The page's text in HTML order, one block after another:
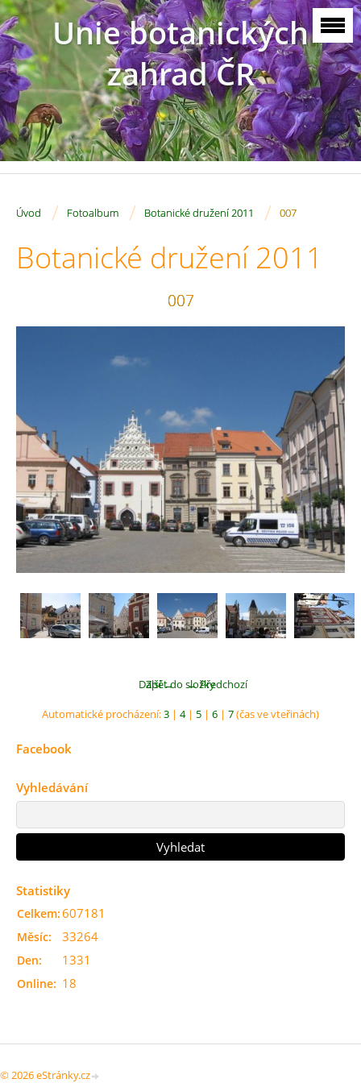
Unie botanických
zahrad ČR
Úvod / Fotoalbum / Botanické družení 2011 / 007
Botanické družení 2011
007
← Předchozí
Další →
Zpět do složky
Automatické procházení:3 | 4| 5 | 6 | 7(čas ve vteřinách)
Facebook
Vyhledávání
Statistiky
Online: 18
Celkem:607181
Měsíc: 33264
Den: 1331
© 2026 eStránky.cz